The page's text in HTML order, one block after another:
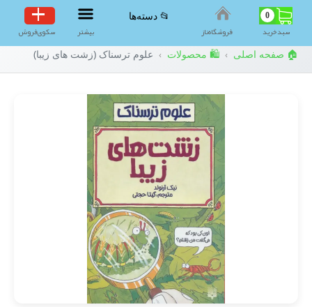
0
سبد‌خرید فروشگاه‌ناز
📂 دسته‌ها
بیشتر سکوی‌فروش
🏠 صفحه اصلی › 🛍️ محصولات › علوم ترسناک (زشت های زیبا)